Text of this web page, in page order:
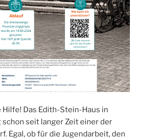
Das Edith-Stein-Haus in
seit langer Zeit einer der
Egal, ob für die Jugendarbeit, den